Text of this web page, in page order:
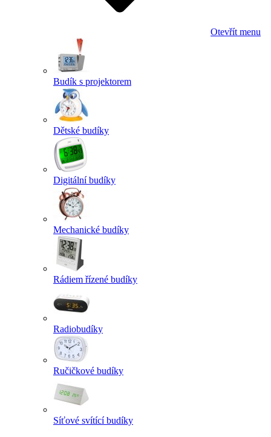
Otevřít menu
Budík s projektorem
Dětské budíky
Digitální budíky
Mechanické budíky
Rádiem řízené budíky
Radiobudíky
Ručičkové budíky
Síťové svítící budíky